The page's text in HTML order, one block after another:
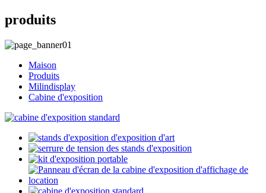
produits
Maison
Produits
Milindisplay
Cabine d'exposition